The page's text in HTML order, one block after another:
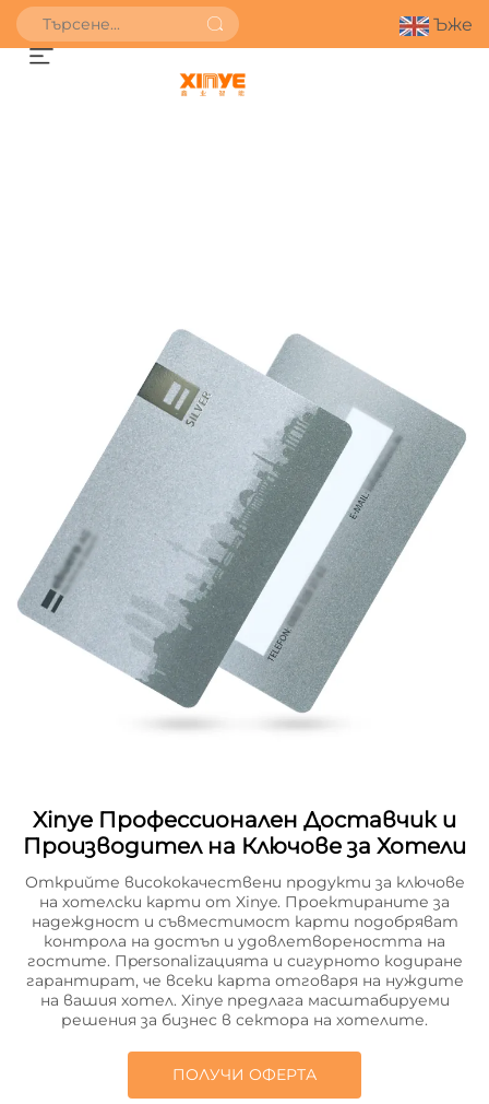
Ъже
Xinye Профессионален Доставчик и
Производител на Ключове за Хотели
Открийте висококачествени продукти за ключове
на хотелски карти от Xinye. Проектираните за
надеждност и съвместимост карти подобряват
контрола на достъп и удовлетвореността на
гостите. Пpersonalizацията и сигурното кодиране
гарантират, че всеки карта отговаря на нуждите
на вашия хотел. Xinye предлага масштабируеми
решения за бизнес в сектора на хотелите.
ПОЛУЧИ ОФЕРТА